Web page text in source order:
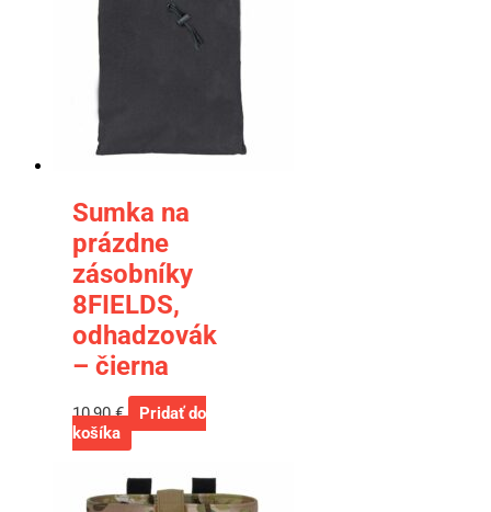
Sumka na
prázdne
zásobníky
8FIELDS,
odhadzovák
– čierna
10,90€
Pridať do
košíka